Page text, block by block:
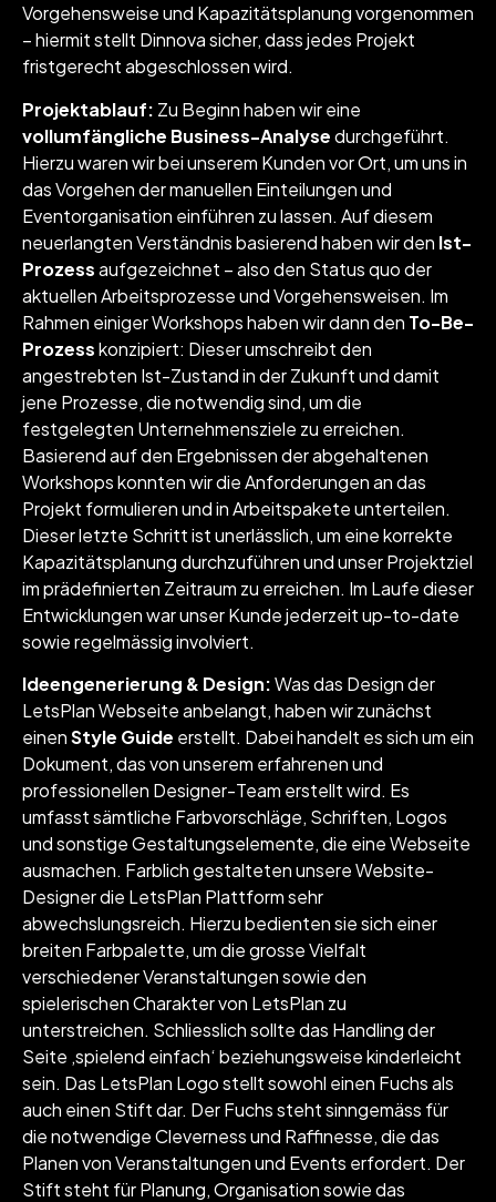
Vorgehensweise und Kapazitätsplanung vorgenommen
– hiermit stellt Dinnova sicher, dass jedes Projekt
fristgerecht abgeschlossen wird.
Projektablauf: Zu Beginn haben wir eine
vollumfängliche Business-Analysedurchgeführt.
Hierzu waren wir bei unserem Kunden vor Ort, um uns in
das Vorgehen der manuellen Einteilungen und
Eventorganisation einführen zu lassen. Auf diesem
neuerlangten Verständnis basierend haben wir den Ist-
Prozessaufgezeichnet – also den Status quo der
aktuellen Arbeitsprozesse und Vorgehensweisen. Im
Rahmen einiger Workshops haben wir dann den To-Be-
Prozesskonzipiert: Dieser umschreibt den
angestrebten Ist-Zustand in der Zukunft und damit
jene Prozesse, die notwendig sind, um die
festgelegten Unternehmensziele zu erreichen.
Basierend auf den Ergebnissen der abgehaltenen
Workshops konnten wir die Anforderungen an das
Projekt formulieren und in Arbeitspakete unterteilen.
Dieser letzte Schritt ist unerlässlich, um eine korrekte
Kapazitätsplanung durchzuführen und unser Projektziel
im prädefinierten Zeitraum zu erreichen. Im Laufe dieser
Entwicklungen war unser Kunde jederzeit up-to-date
sowie regelmässig involviert.
Ideengenerierung & Design:Was das Design der
LetsPlan Webseite anbelangt, haben wir zunächst
einenStyle Guide erstellt. Dabei handelt es sich um ein
Dokument, das von unserem erfahrenen und
professionellen Designer-Team erstellt wird. Es
umfasst sämtliche Farbvorschläge, Schriften, Logos
und sonstige Gestaltungselemente, die eine Webseite
ausmachen. Farblich gestalteten unsere Website-
Designer die LetsPlan Plattform sehr
abwechslungsreich. Hierzu bedienten sie sich einer
breiten Farbpalette, um die grosse Vielfalt
verschiedener Veranstaltungen sowie den
spielerischen Charakter von LetsPlan zu
unterstreichen. Schliesslich sollte das Handling der
Seite ‚spielend einfach‘ beziehungsweise kinderleicht
sein. Das LetsPlan Logo stellt sowohl einen Fuchs als
auch einen Stift dar. Der Fuchs steht sinngemäss für
die notwendige Cleverness und Raffinesse, die das
Planen von Veranstaltungen und Events erfordert. Der
Stift steht für Planung, Organisation sowie das